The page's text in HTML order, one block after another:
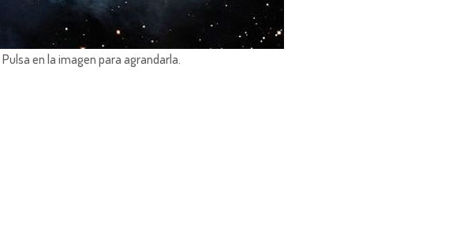
Pulsa en la imagen para agrandarla.